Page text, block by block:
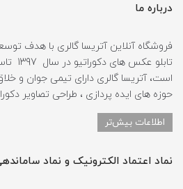
درباره ما
فروشگاه آنلاین آتریسا گالری با هدف
است، آتریسا گالری دارای تیمی جوان و
حوزه های ایده پردازی ، طراحی تصاویر
اطلاعات بیش‌تر
نماد اعتماد الکترونیک و نماد